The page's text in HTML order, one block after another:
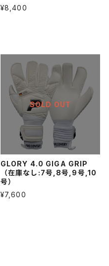
¥8,400
SOLD OUT
GLORY 4.0 GIGA GRIP
（在庫なし:7号,8号,9号,10
号）
¥7,600